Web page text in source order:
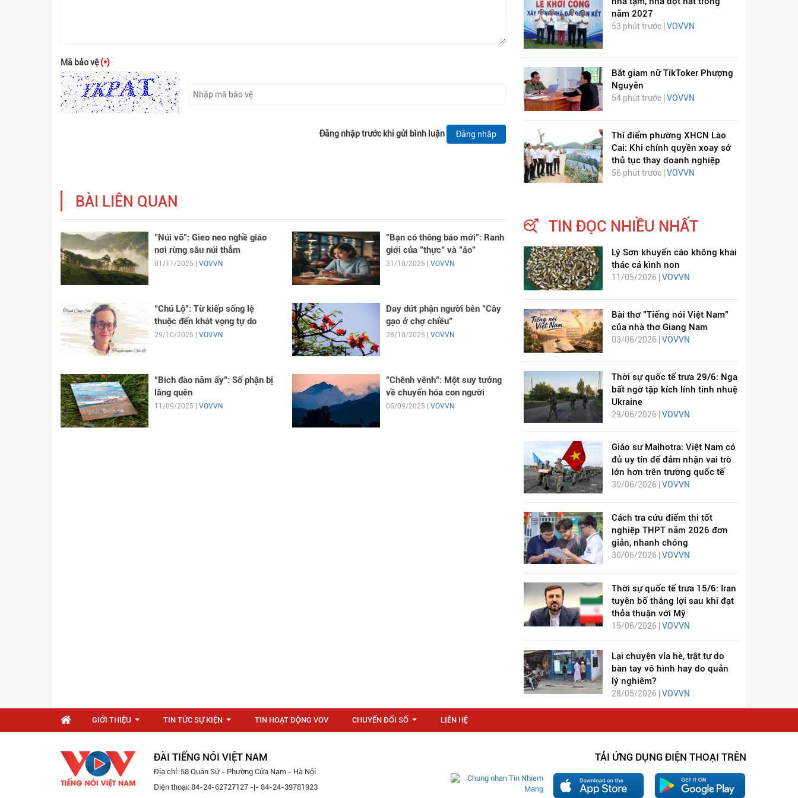
Mã bảo vệ(*)
Đăng nhập trước khi gửi bình luận Đăng nhập
BÀI LIÊN QUAN
"Núi vỡ": Gieo neo nghề giáo
nơi rừng sâu núi thẳm
01/11/2025 | VOVVN
"Bạn có thông báo mới": Ranh
giới của "thực" và "ảo"
31/10/2025 | VOVVN
“Chú Lộ”: Từ kiếp sống lệ
thuộc đến khát vọng tự do
29/10/2025 | VOVVN
Day dứt phận người bên "Cây
gạo ở chợ chiều"
28/10/2025 | VOVVN
“Bích đào năm ấy”: Số phận bị
lãng quên
11/09/2025 | VOVVN
"Chênh vênh": Một suy tưởng
về chuyển hóa con người
06/09/2025 | VOVVN
năm 2027
53 phút trước | VOVVN
Bắt giam nữ TikToker Phượng
Nguyễn
54 phút trước | VOVVN
Thí điểm phường XHCN Lào
Cai: Khi chính quyền xoay sở
thủ tục thay doanh nghiệp
56 phút trước | VOVVN
TIN ĐỌC NHIỀU NHẤT
Lý Sơn khuyến cáo không khai
thác cá kình non
11/05/2026 | VOVVN
Bài thơ "Tiếng nói Việt Nam"
của nhà thơ Giang Nam
03/06/2026 | VOVVN
Thời sự quốc tế trưa 29/6: Nga
bất ngờ tập kích lính tinh nhuệ
Ukraine
29/06/2026 | VOVVN
Giáo sư Malhotra: Việt Nam có
đủ uy tín để đảm nhận vai trò
lớn hơn trên trường quốc tế
30/06/2026 | VOVVN
Cách tra cứu điểm thi tốt
nghiệp THPT năm 2026 đơn
giản, nhanh chóng
30/06/2026 | VOVVN
Thời sự quốc tế trưa 15/6: Iran
tuyên bố thắng lợi sau khi đạt
thỏa thuận với Mỹ
15/06/2026 | VOVVN
Lại chuyện vỉa hè, trật tự do
bàn tay vô hình hay do quản
lý nghiêm?
28/05/2026 | VOVVN
GIỚI THIỆU TIN TỨC SỰ KIỆN TIN HOẠT ĐỘNG VOV CHUYỂN ĐỔI SỐ LIÊN HỆ
ĐÀI TIẾNG NÓI VIỆT NAM
Địa chỉ: 58 Quán Sứ - Phường Cửa Nam - Hà Nội
Điện thoại: 84-24-62727127 -|- 84-24-39781923
TẢI ỨNG DỤNG ĐIỆN THOẠI TRÊN